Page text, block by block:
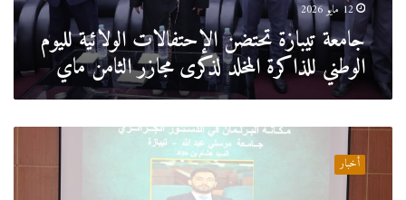
الثامن
ماي
12 مايو 2026
جامعة تيبازة تحتضن الإحتفالات الولائية لليوم
الوطني للذاكرة المخلد لذكرى مجازر الثامن ماي
جامعة
تحتضن أخبار